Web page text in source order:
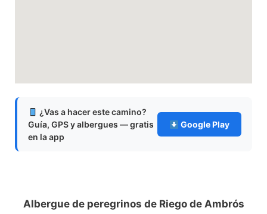
¿Vas a hacer este camino?
Guía, GPS y albergues — gratis
en la app
Google Play
Albergue de peregrinos de Riego de Ambrós